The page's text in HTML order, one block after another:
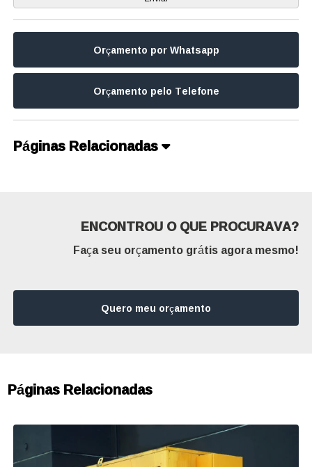
Orçamento por Whatsapp
Orçamento pelo Telefone
Páginas Relacionadas
ENCONTROU O QUE PROCURAVA?
Faça seu orçamento grátis agora mesmo!
Quero meu orçamento
Páginas Relacionadas